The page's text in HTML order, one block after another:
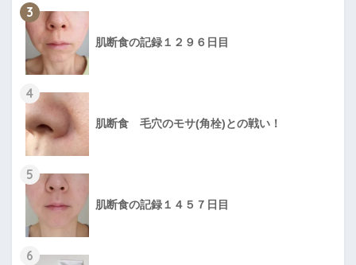
3
肌断食の記録１２９６日目
4
肌断食 毛穴のモサ(角栓)との戦い！
5
肌断食の記録１４５７日目
6